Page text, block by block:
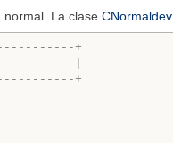
La clase CNormaldev
+
|
+